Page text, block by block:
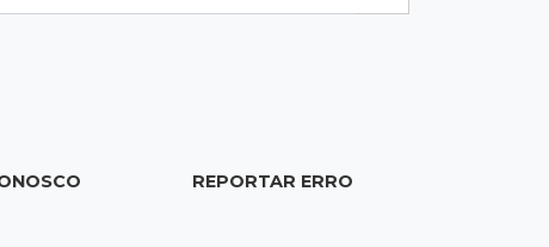
REPORTAR ERRO